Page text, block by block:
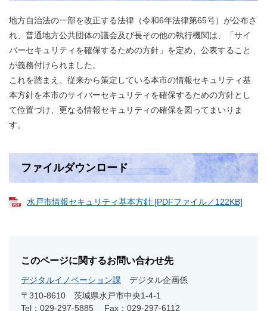
地方自治法の一部を改正する法律（令和6年法律第65号）が公布さ
れ、普通地方公共団体の議会及び長その他の執行機関は、「サイ
バーセキュリティを確保するための方針」を定め、公表すること
が義務付けられました。
これを踏まえ、従来から策定している本市の情報セキュリティ基
本方針を本市のサイバーセキュリティを確保するための方針とし
て位置づけ、更なる情報セキュリティの確保を図ってまいりま
す。
ファイルダウンロード
水戸市情報セキュリティ基本方針 [PDFファイル／122KB]
このページに関するお問い合わせ先
デジタルイノベーション課
デジタル企画係
〒310-8610
茨城県水戸市中央1-4-1
Tel：029-297-5885
Fax：029-297-6112